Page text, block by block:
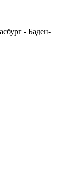
- Баден-